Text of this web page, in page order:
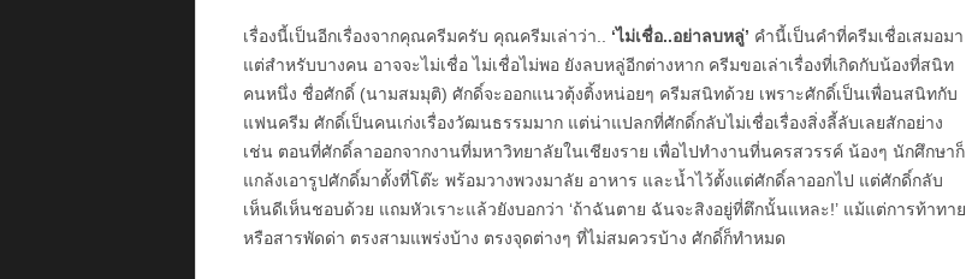
เรื่องนี้เป็นอีกเรื่องจากคุณครีมครับ คุณครีมเล่าว่า.. ‘ไม่เชื่อ..อย่าลบหลู่’ คำนี้เป็นคำที่ครีมเชื่อเสมอมา
แต่สำหรับบางคน อาจจะไม่เชื่อ ไม่เชื่อไม่พอ ยังลบหลู่อีกต่างหาก ครีมขอเล่าเรื่องที่เกิดกับน้องที่สนิท
คนหนึ่ง ชื่อศักดิ์ (นามสมมุติ) ศักดิ์จะออกแนวตุ้งติ้งหน่อยๆ ครีมสนิทด้วย เพราะศักดิ์เป็นเพื่อนสนิทกับ
แฟนครีม ศักดิ์เป็นคนเก่งเรื่องวัฒนธรรมมาก แต่น่าแปลกที่ศักดิ์กลับไม่เชื่อเรื่องสิ่งลี้ลับเลยสักอย่าง
เช่น ตอนที่ศักดิ์ลาออกจากงานที่มหาวิทยาลัยในเชียงราย เพื่อไปทำงานที่นครสวรรค์ น้องๆ นักศึกษาก็
แกล้งเอารูปศักดิ์มาตั้งที่โต๊ะ พร้อมวางพวงมาลัย อาหาร และน้ำไว้ตั้งแต่ศักดิ์ลาออกไป แต่ศักดิ์กลับ
เห็นดีเห็นชอบด้วย แถมหัวเราะแล้วยังบอกว่า ‘ถ้าฉันตาย ฉันจะสิงอยู่ที่ตึกนั้นแหละ!’ แม้แต่การท้าทาย
หรือสารพัดด่า ตรงสามแพร่งบ้าง ตรงจุดต่างๆ ที่ไม่สมควรบ้าง ศักดิ์ก็ทำหมด